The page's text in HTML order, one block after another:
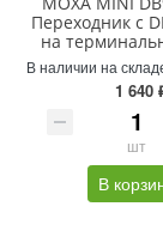
Переходник с
на
В наличии на
1 640
шт
В